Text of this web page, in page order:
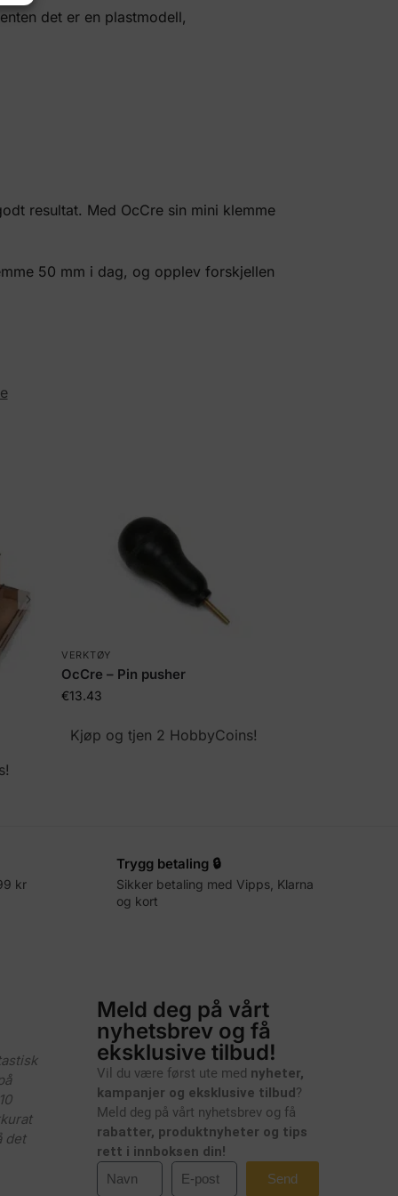
det er en plastmodell,
resultat. Med OcCre sin mini klemme
50 mm i dag, og opplev forskjellen
VERKTØY
OcCre – Pin pusher
€13.43
Kjøp og tjen 2 HobbyCoins!
kr
Trygg betaling 🔒
Sikker betaling med Vipps, Klarna
og kort
det
Meld deg på vårt
nyhetsbrev og få
eksklusive tilbud!
Vil du være først ute med nyheter,
kampanjer og eksklusive tilbud?
Meld deg på vårt nyhetsbrev og få
rabatter, produktnyheter og tips
rett i innboksen din!
Send